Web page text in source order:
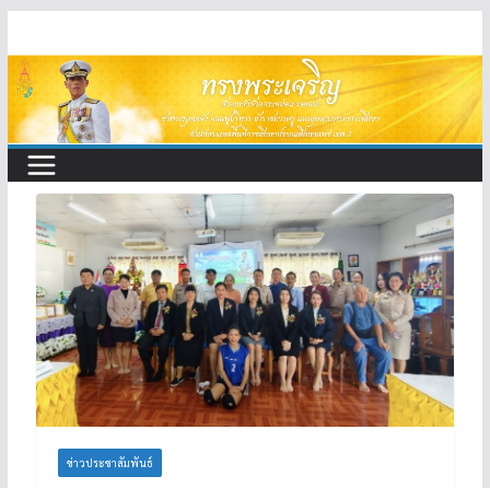
to
content
ข่าวประชาสัมพันธ์